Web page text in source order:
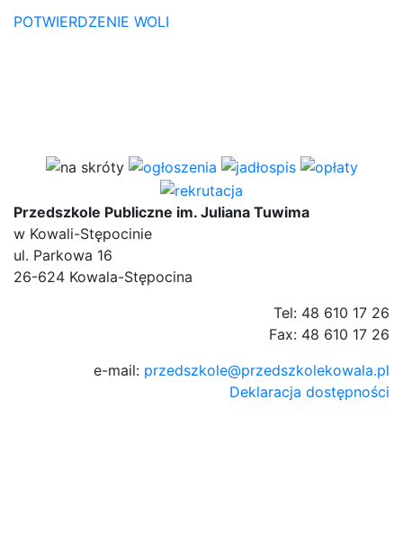
POTWIERDZENIE WOLI
Przedszkole Publiczne im. Juliana Tuwima
w Kowali-Stępocinie
ul. Parkowa 16
26-624 Kowala-Stępocina
Tel: 48 610 17 26
Fax: 48 610 17 26
e-mail: przedszkole@przedszkolekowala.pl
Deklaracja dostępności